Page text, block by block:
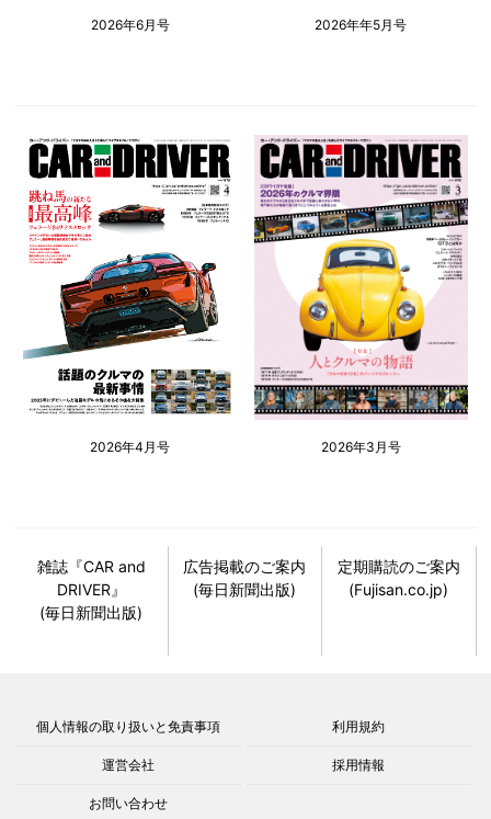
2026年6月号 2026年年5月号
2026年4月号 2026年3月号
雑誌『CAR and
DRIVER』
(毎日新聞出版)
広告掲載のご案内
(毎日新聞出版)
定期購読のご案内
(Fujisan.co.jp)
個人情報の取り扱いと免責事項 利用規約
運営会社 採用情報
お問い合わせ